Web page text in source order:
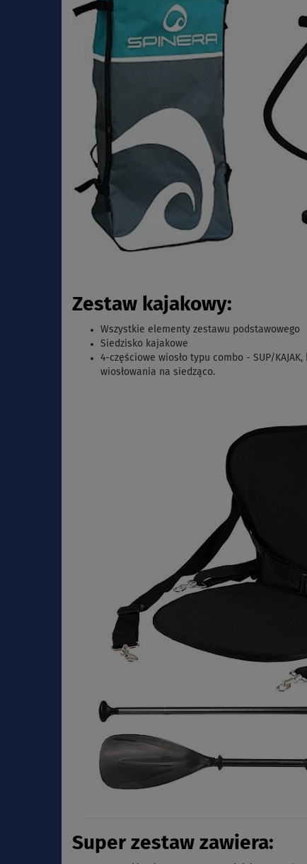
Zestaw kajakowy:
Wszystkie elementy zestawu podstawowego
Siedzisko kajakowe
4-częściowe wiosło typu combo - SUP/KAJAK,
wiosłowania na siedząco.
Super zestaw zawiera: